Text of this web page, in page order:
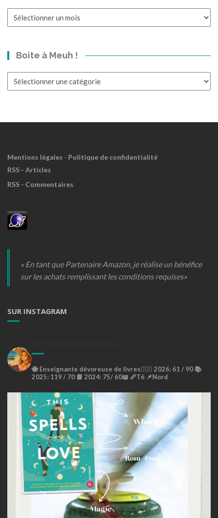
Boite à Meuh !
Mentions légales - Politique de confidentialité
RSS - Articles
RSS - Commentaires
« En tant que Partenaire Amazon, je réalise un bénéfice
sur les achats remplissant les conditions requises»
SUR INSTAGRAM
🐝Enseignante dévoreuse de livres🙇🏼‍♀️ 2026: 61 / 90 📚
2025: 119 / 70 📘 2024: 75/ 60📖 📏T6 📌Nord